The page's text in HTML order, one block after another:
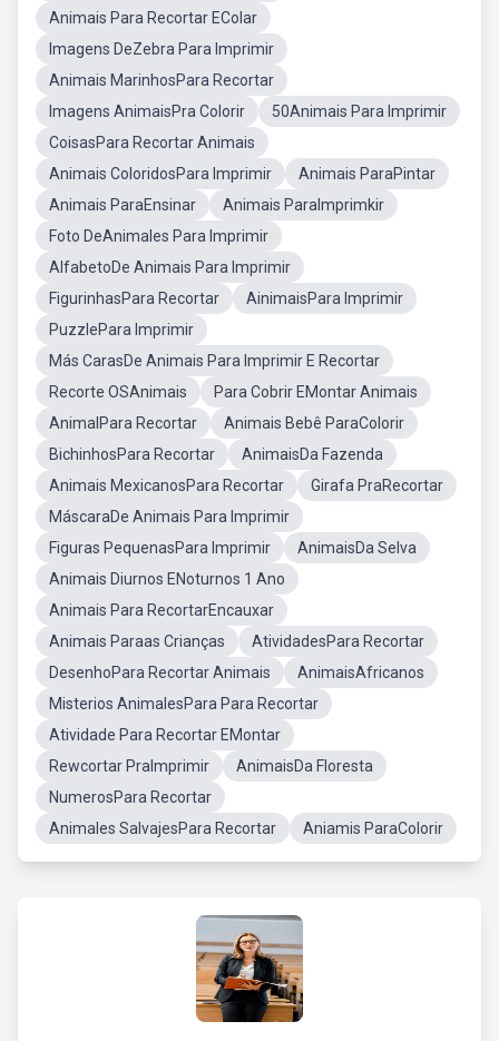
Animais Para Recortar EColar
Imagens DeZebra Para Imprimir
Animais MarinhosPara Recortar
Imagens AnimaisPra Colorir
50Animais Para Imprimir
CoisasPara Recortar Animais
Animais ColoridosPara Imprimir
Animais ParaPintar
Animais ParaEnsinar
Animais ParaImprimkir
Foto DeAnimales Para Imprimir
AlfabetoDe Animais Para Imprimir
FigurinhasPara Recortar
AinimaisPara Imprimir
PuzzlePara Imprimir
Más CarasDe Animais Para Imprimir E Recortar
Recorte OSAnimais
Para Cobrir EMontar Animais
AnimalPara Recortar
Animais Bebê ParaColorir
BichinhosPara Recortar
AnimaisDa Fazenda
Animais MexicanosPara Recortar
Girafa PraRecortar
MáscaraDe Animais Para Imprimir
Figuras PequenasPara Imprimir
AnimaisDa Selva
Animais Diurnos ENoturnos 1 Ano
Animais Para RecortarEncauxar
Animais Paraas Crianças
AtividadesPara Recortar
DesenhoPara Recortar Animais
AnimaisAfricanos
Misterios AnimalesPara Para Recortar
Atividade Para Recortar EMontar
Rewcortar PraImprimir
AnimaisDa Floresta
NumerosPara Recortar
Animales SalvajesPara Recortar
Aniamis ParaColorir